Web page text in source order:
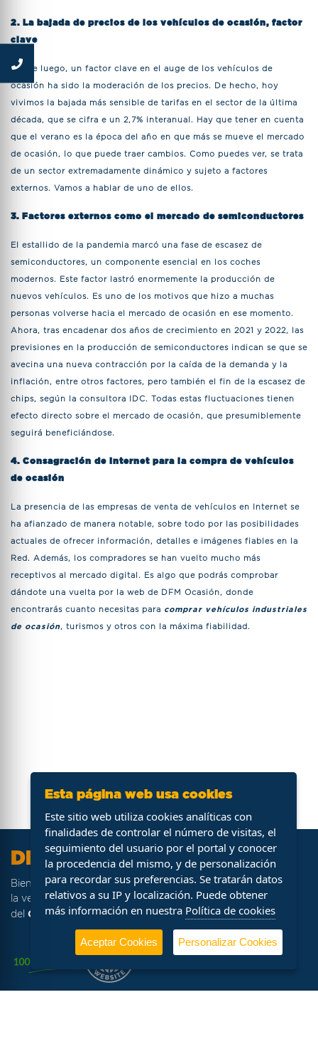
2. La bajada de precios de los vehículos de ocasión, factor
clave
Desde luego, un factor clave en el auge de los vehículos de
ocasión ha sido la moderación de los precios. De hecho, hoy
vivimos la bajada más sensible de tarifas en el sector de la última
década, que se cifra e un 2,7% interanual. Hay que tener en cuenta
que el verano es la época del año en que más se mueve el mercado
de ocasión, lo que puede traer cambios. Como puedes ver, se trata
de un sector extremadamente dinámico y sujeto a factores
externos. Vamos a hablar de uno de ellos.
3. Factores externos como el mercado de semiconductores
El estallido de la pandemia marcó una fase de escasez de
semiconductores, un componente esencial en los coches
modernos. Este factor lastró enormemente la producción de
nuevos vehículos. Es uno de los motivos que hizo a muchas
personas volverse hacia el mercado de ocasión en ese momento.
Ahora, tras encadenar dos años de crecimiento en 2021 y 2022, las
previsiones en la producción de semiconductores indican se que se
avecina una nueva contracción por la caída de la demanda y la
inflación, entre otros factores, pero también el fin de la escasez de
chips, según la consultora IDC. Todas estas fluctuaciones tienen
efecto directo sobre el mercado de ocasión, que presumiblemente
seguirá beneficiándose.
4. Consagración de Internet para la compra de vehículos
de ocasión
La presencia de las empresas de venta de vehículos en Internet se
ha afianzado de manera notable, sobre todo por las posibilidades
actuales de ofrecer información, detalles e imágenes fiables en la
Red. Además, los compradores se han vuelto mucho más
receptivos al mercado digital. Es algo que podrás comprobar
dándote una vuelta por la web de DFM Ocasión, donde
encontrarás cuanto necesitas para comprar vehículos industriales
de ocasión, turismos y otros con la máxima fiabilidad.
DFM Ocasión
Bienvenido aDFM Ocasión, portal web especializado en
la venta de stock de vehículos procedentes de la flota
del Grupo DFM.
Esta página web usa cookies
Este sitio web utiliza cookies analíticas con
finalidades de controlar el número de visitas, el
seguimiento del usuario por el portal y conocer
la procedencia del mismo, y de personalización
para recordar sus preferencias. Se tratarán datos
relativos a su IP y localización. Puede obtener
más información en nuestra Política de cookies
Aceptar Cookies Personalizar Cookies